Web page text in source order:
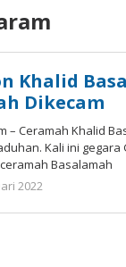
Khalid
Dikecam
– Ceramah Khalid
Kali ini gegara
Basalamah
2022
Susanto